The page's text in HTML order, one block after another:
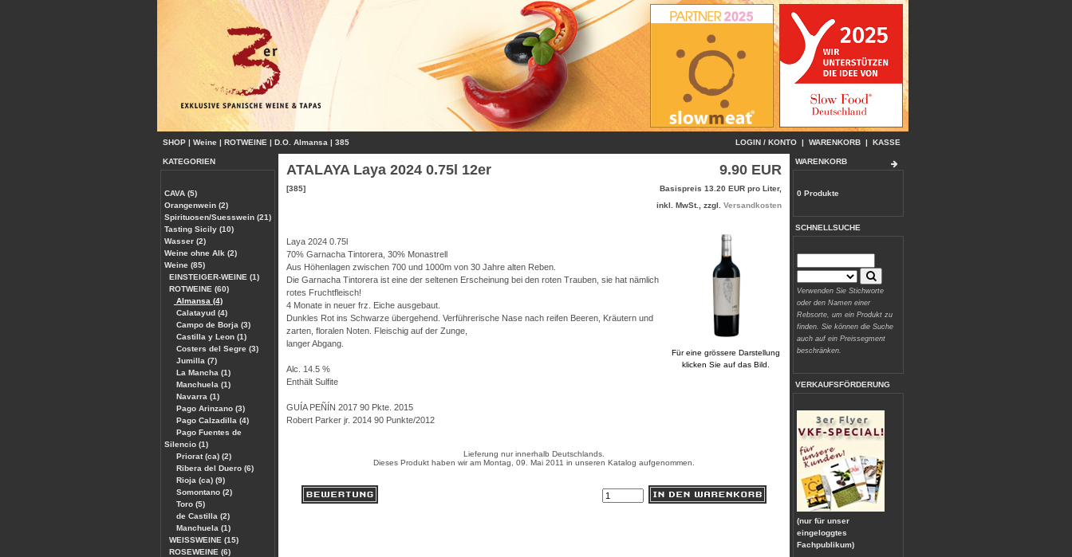
SHOP | Weine | ROTWEINE | D.O. Almansa | 385 LOGIN / KONTO | WARENKORB | KASSE
KATEGORIEN
CAVA (5)
Orangenwein (2)
Spirituosen/Suesswein (21)
Tasting Sicily (10)
Wasser (2)
Weine ohne Alk (2)
Weine (85)
EINSTEIGER-WEINE (1)
ROTWEINE (60)
Almansa (4)
Calatayud (4)
Campo de Borja (3)
Castilla y Leon (1)
Costers del Segre (3)
Jumilla (7)
La Mancha (1)
Manchuela (1)
Navarra (1)
Pago Arinzano (3)
Pago Calzadilla (4)
Pago Fuentes de
Silencio (1)
Priorat (ca) (2)
Ribera del Duero (6)
Rioja (ca) (9)
Somontano (2)
Toro (5)
de Castilla (2)
Manchuela (1)
WEISSWEINE (15)
ROSEWEINE (6)
ATALAYA Laya 2024 0.75l 12er
[385]
9.90 EUR
Basispreis 13.20 EUR pro Liter,
inkl. MwSt., zzgl. Versandkosten
Für eine grössere Darstellung
klicken Sie auf das Bild.
Laya 2024 0.75l
70% Garnacha Tintorera, 30% Monastrell
Aus Höhenlagen zwischen 700 und 1000m von 30 Jahre alten Reben.
Die Garnacha Tintorera ist eine der seltenen Erscheinung bei den roten Trauben, sie hat nämlich
rotes Fruchtfleisch!
4 Monate in neuer frz. Eiche ausgebaut.
Dunkles Rot ins Schwarze übergehend. Verführerische Nase nach reifen Beeren, Kräutern und
zarten, floralen Noten. Fleischig auf der Zunge,
langer Abgang.
Alc. 14.5 %
Enthält Sulfite
GUÍA PEÑÍN 2017 90 Pkte. 2015
Robert Parker jr. 2014 90 Punkte/2012
Lieferung nur innerhalb Deutschlands.
Dieses Produkt haben wir am Montag, 09. Mai 2011 in unseren Katalog aufgenommen.
WARENKORB
0 Produkte
SCHNELLSUCHE
Verwenden Sie Stichworte
oder den Namen einer
Rebsorte, um ein Produkt zu
finden. Sie können die Suche
auch auf ein Preissegment
beschränken.
VERKAUFSFÖRDERUNG
(nur für unser
eingeloggtes
Fachpublikum)